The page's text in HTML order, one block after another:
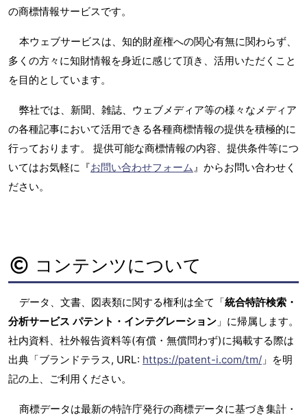
の商標情報サービスです。
本ウェブサービスは、知的財産権への関心有無に関わらず、
多くの方々に知財情報を身近に感じて頂き、活用いただくこと
を目的としています。
弊社では、新聞、雑誌、ウェブメディア等の様々なメディア
の各種記事において活用できる各種商標情報の提供を積極的に
行っております。 提供可能な商標情報の内容、提供条件等につ
いてはお気軽に『お問い合わせフォーム 』からお問い合わせく
ださい。
コンテンツについて
データ、文書、図表類に関する権利は全て「統合特許検索・
分析サービス パテント・インテグレーション 」に帰属します。
社内資料、社外報告資料等(有償・無償問わず)に掲載する際は
出典「ブランドテラス, URL: https://patent-i.com/tm/ 」を明
記の上、ご利用ください。
商標データは最新の特許庁発行の商標データに基づき集計・